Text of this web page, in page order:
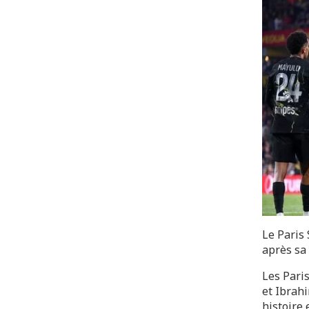
Le Paris
après
Les
et
histoire